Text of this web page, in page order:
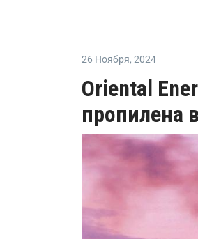
26 Ноября, 2024
Oriental
пропилена